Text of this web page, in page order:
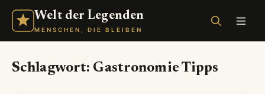
Welt der Legenden
MENSCHEN, DIE BLEIBEN
Schlagwort: Gastronomie Tipps